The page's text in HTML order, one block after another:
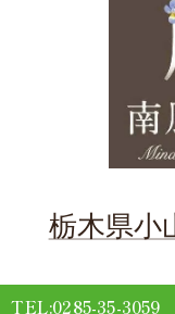
栃木県小
TEL:0285-35-3059